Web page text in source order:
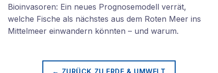
Bioinvasoren: Ein neues Prognosemodell verrät,
welche Fische als nächstes aus dem Roten Meer ins
Mittelmeer einwandern könnten – und warum.
← ZURÜCK ZU ERDE & UMWELT